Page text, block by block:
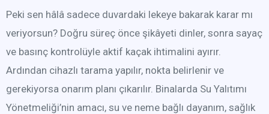
Peki sen hâlâ sadece duvardaki lekeye bakarak karar mı
veriyorsun? Doğru süreç önce şikâyeti dinler, sonra sayaç
ve basınç kontrolüyle aktif kaçak ihtimalini ayırır.
Ardından cihazlı tarama yapılır, nokta belirlenir ve
gerekiyorsa onarım planı çıkarılır. Binalarda Su Yalıtımı
Yönetmeliği’nin amacı, su ve neme bağlı dayanım, sağlık